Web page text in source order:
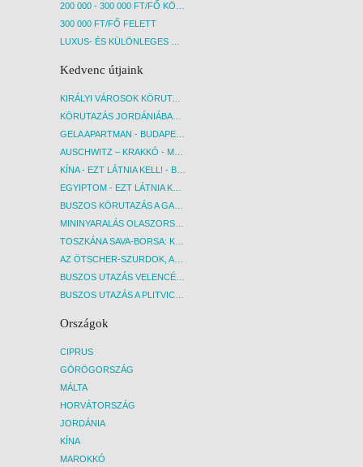
200 000 - 300 000 FT/FŐ KÖZÖTT
300 000 FT/FŐ FELETT
LUXUS- ÉS KÜLÖNLEGES UTAK
Kedvenc útjaink
KIRÁLYI VÁROSOK KÖRUTAZÁS KÖZVETLEN REPÜLŐJÁRATTAL - BUDAPEST, REPÜLŐ
KÖRUTAZÁS JORDÁNIÁBAN, HOLT-TENGERI PIHENÉSSEL - BUDAPEST, REPÜLŐ
GELA APARTMAN - BUDAPEST, REPÜLŐ
AUSCHWITZ – KRAKKÓ - MEGRÁZÓ IDŐUTAZÁS! - BUDAPEST, BUSZ
KÍNA - EZT LÁTNIA KELL! - BUDAPEST, REPÜLŐ
EGYIPTOM - EZT LÁTNIA KELL! - BUDAPEST, REPÜLŐ
BUSZOS KÖRUTAZÁS A GARDA-TÓ KÖRNYÉKÉN - BUDAPEST, BUSZ
MININYARALÁS OLASZORSZÁGBAN: ÉSZAK-OLASZ GYÖNGYSZEMEK NYOMÁBAN - BUDAPEST, BUSZ
TOSZKÁNA SAVA-BORSA: KÓSTOLÓK ÉS KULTURÁLIS UTAZÁS - BUDAPEST, BUSZ
AZ ÖTSCHER-SZURDOK, AUSZTRIA GRAND CANYONJA - BUDAPEST, BUSZ
BUSZOS UTAZÁS VELENCÉBE - BUDAPEST, BUSZ
BUSZOS UTAZÁS A PLITVICEI-TAVAK NEMZETI PARKBA - BUDAPEST, BUSZ
Országok
CIPRUS
GÖRÖGORSZÁG
MÁLTA
HORVÁTORSZÁG
JORDÁNIA
KÍNA
MAROKKÓ